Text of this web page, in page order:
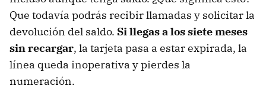
Que todavía podrás recibir llamadas y solicitar la
devolución del saldo. Si llegas a los siete meses
sin recargar, la tarjeta pasa a estar expirada, la
línea queda inoperativa y pierdes la
numeración.